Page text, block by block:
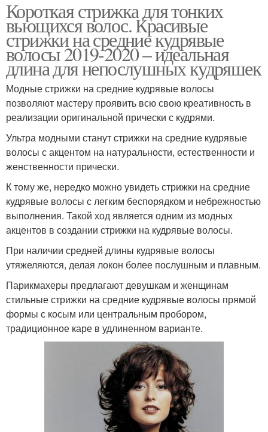
Короткая стрижка для тонких
вьющихся волос. Красивые
стрижки на средние кудрявые
волосы 2019-2020 – идеальная
длина для непослушных кудряшек
Модные стрижки на средние кудрявые волосы
позволяют мастеру проявить всю свою креативность в
реализации оригинальной прически с кудрями.
Ультра модными станут стрижки на средние кудрявые
волосы с акцентом на натуральности, естественности и
женственности прически.
К тому же, нередко можно увидеть стрижки на средние
кудрявые волосы с легким беспорядком и небрежностью
выполнения. Такой ход является одним из модных
акцентов в создании стрижки на кудрявые волосы.
При наличии средней длины кудрявые волосы
утяжеляются, делая локон более послушным и плавным.
Парикмахеры предлагают девушкам и женщинам
стильные стрижки на средние кудрявые волосы прямой
формы с косым или центральным пробором,
традиционное каре в удлиненном варианте.